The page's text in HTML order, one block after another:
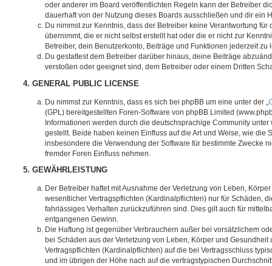
oder anderer im Board veröffentlichten Regeln kann der Betreiber
dauerhaft von der Nutzung dieses Boards ausschließen und dir ein
Du nimmst zur Kenntnis, dass der Betreiber keine Verantwortung für
übernimmt, die er nicht selbst erstellt hat oder die er nicht zur
Betreiber, dein Benutzerkonto, Beiträge und Funktionen jederzeit zu
Du gestattest dem Betreiber darüber hinaus, deine Beiträge
verstoßen oder geeignet sind, dem Betreiber oder einem Dritten
4. GENERAL PUBLIC LICENSE
Du nimmst zur Kenntnis, dass es sich bei phpBB um eine unter der „
(GPL) bereitgestellten Foren-Software von phpBB Limited
Informationen werden durch die deutschsprachige Community unter
gestellt. Beide haben keinen Einfluss auf die Art und Weise, wie die
insbesondere die Verwendung der Software für bestimmte Zwecke
fremder Foren Einfluss nehmen.
5. GEWÄHRLEISTUNG
Der Betreiber haftet mit Ausnahme der Verletzung von Leben,
wesentlicher Vertragspflichten (Kardinalpflichten) nur für Schäden,
fahrlässiges Verhalten zurückzuführen sind. Dies gilt auch für
entgangenen Gewinn.
Die Haftung ist gegenüber Verbrauchern außer bei vorsätzlichem
bei Schäden aus der Verletzung von Leben, Körper und
Vertragspflichten (Kardinalpflichten) auf die bei Vertragsschluss
und im übrigen der Höhe nach auf die vertragstypischen